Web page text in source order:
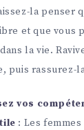
la penser
et que vous
la vie.
puis rassurez-
vos
: Les